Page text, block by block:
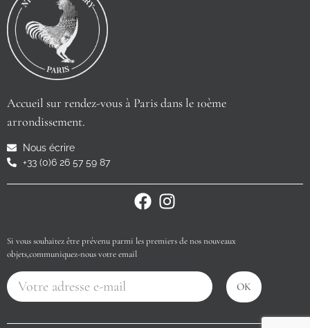
Accueil sur rendez-vous à Paris dans le 10ème
arrondissement.
Nous écrire
+33 (0)6 26 57 59 87
Si vous souhaitez être prévenu parmi les premiers de nos nouveaux
objets,communiquez-nous votre email
OK